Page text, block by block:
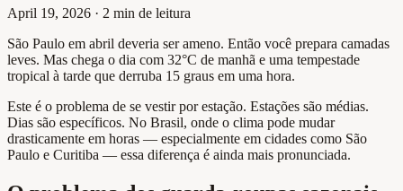
April 19, 2026 · 2 min de leitura
São Paulo em abril deveria ser ameno. Então você prepara camadas
leves. Mas chega o dia com 32°C de manhã e uma tempestade
tropical à tarde que derruba 15 graus em uma hora.
Este é o problema de se vestir por estação. Estações são médias.
Dias são específicos. No Brasil, onde o clima pode mudar
drasticamente em horas — especialmente em cidades como São
Paulo e Curitiba — essa diferença é ainda mais pronunciada.